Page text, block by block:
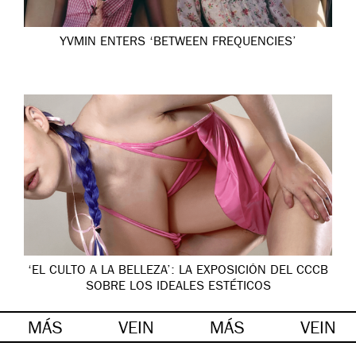
YVMIN ENTERS ‘BETWEEN FREQUENCIES’
‘EL CULTO A LA BELLEZA’: LA EXPOSICIÓN DEL CCCB
SOBRE LOS IDEALES ESTÉTICOS
MÁS VEIN MÁS VEIN